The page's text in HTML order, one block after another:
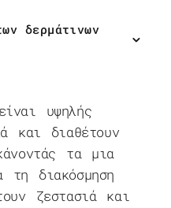
δερμάτινων
υψηλής
και διαθέτουν
τα μια
τη διακόσμηση
ζεστασιά και